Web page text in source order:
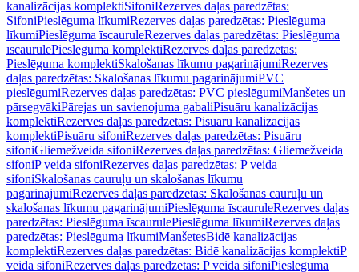
kanalizācijas komplektiSifoniRezerves daļas paredzētas:
SifoniPieslēguma līkumiRezerves daļas paredzētas: Pieslēguma
līkumiPieslēguma īscauruleRezerves daļas paredzētas: Pieslēguma
īscaurulePieslēguma komplektiRezerves daļas paredzētas:
Pieslēguma komplektiSkalošanas līkumu pagarinājumiRezerves
daļas paredzētas: Skalošanas līkumu pagarinājumiPVC
pieslēgumiRezerves daļas paredzētas: PVC pieslēgumiManšetes un
pārsegvākiPārejas un savienojuma gabaliPisuāru kanalizācijas
komplektiRezerves daļas paredzētas: Pisuāru kanalizācijas
komplektiPisuāru sifoniRezerves daļas paredzētas: Pisuāru
sifoniGliemežveida sifoniRezerves daļas paredzētas: Gliemežveida
sifoniP veida sifoniRezerves daļas paredzētas: P veida
sifoniSkalošanas cauruļu un skalošanas līkumu
pagarinājumiRezerves daļas paredzētas: Skalošanas cauruļu un
skalošanas līkumu pagarinājumiPieslēguma īscauruleRezerves daļas
paredzētas: Pieslēguma īscaurulePieslēguma līkumiRezerves daļas
paredzētas: Pieslēguma līkumiManšetesBidē kanalizācijas
komplektiRezerves daļas paredzētas: Bidē kanalizācijas komplektiP
veida sifoniRezerves daļas paredzētas: P veida sifoniPieslēguma